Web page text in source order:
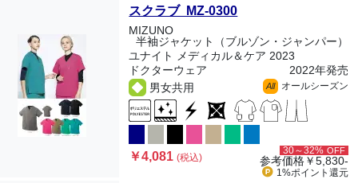
スクラブ MZ-0300
MIZUNO
半袖ジャケット（ブルゾン・ジャンパー）
ユナイト メディカル＆ケア 2023
ドクターウェア
2022年発売
男女共用
All オールシーズン
￥4,081(税込)
30～32% OFF
参考価格￥5,830-
1%ポイント 還元